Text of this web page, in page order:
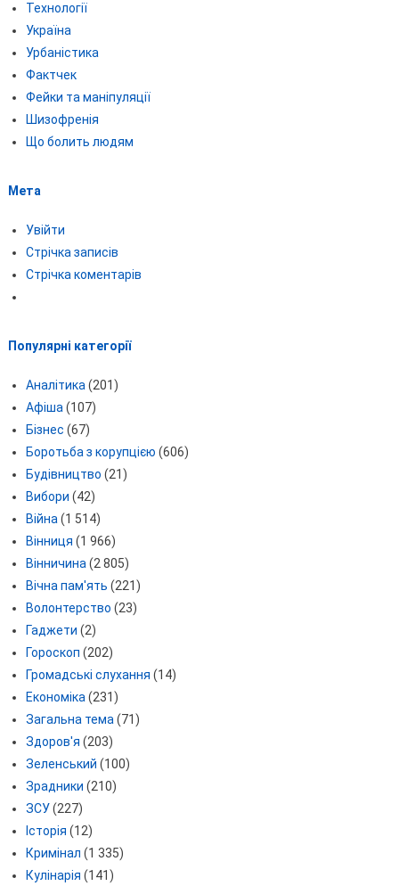
Технології
Україна
Урбаністика
Фактчек
Фейки та маніпуляції
Шизофренія
Що болить людям
Мета
Увійти
Стрічка записів
Стрічка коментарів
Популярні категорії
Аналітика (201)
Афіша (107)
Бізнес (67)
Боротьба з корупцією (606)
Будівництво (21)
Вибори (42)
Війна (1 514)
Вінниця (1 966)
Вінничина (2 805)
Вічна пам'ять (221)
Волонтерство (23)
Гаджети (2)
Гороскоп (202)
Громадські слухання (14)
Економіка (231)
Загальна тема (71)
Здоров'я (203)
Зеленський (100)
Зрадники (210)
ЗСУ(227)
Історія (12)
Кримінал (1 335)
Кулінарія (141)